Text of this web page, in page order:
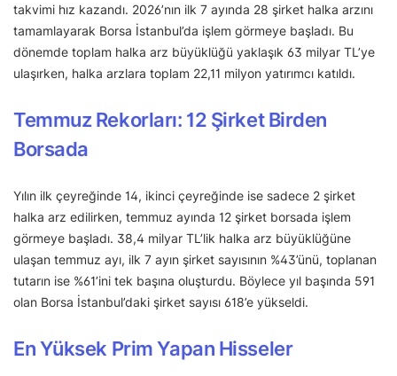
takvimi hız kazandı. 2026’nın ilk 7 ayında 28 şirket halka arzını
tamamlayarak Borsa İstanbul’da işlem görmeye başladı. Bu
dönemde toplam halka arz büyüklüğü yaklaşık 63 milyar TL’ye
ulaşırken, halka arzlara toplam 22,11 milyon yatırımcı katıldı.
Temmuz Rekorları: 12 Şirket Birden
Borsada
Yılın ilk çeyreğinde 14, ikinci çeyreğinde ise sadece 2 şirket
halka arz edilirken, temmuz ayında 12 şirket borsada işlem
görmeye başladı. 38,4 milyar TL’lik halka arz büyüklüğüne
ulaşan temmuz ayı, ilk 7 ayın şirket sayısının %43’ünü, toplanan
tutarın ise %61’ini tek başına oluşturdu. Böylece yıl başında 591
olan Borsa İstanbul’daki şirket sayısı 618’e yükseldi.
En Yüksek Prim Yapan Hisseler